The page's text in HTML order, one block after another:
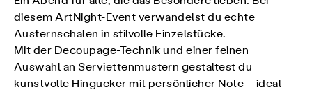
diesem ArtNight-Event verwandelst du echte
Austernschalen in stilvolle Einzelstücke.
Mit der Decoupage-Technik und einer feinen
Auswahl an Serviettenmustern gestaltest du
kunstvolle Hingucker mit persönlicher Note – ideal